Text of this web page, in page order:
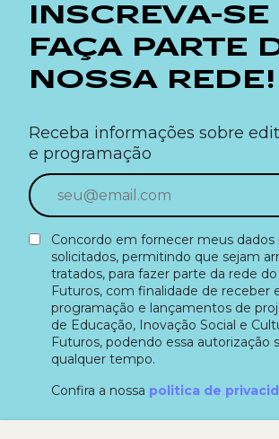
INSCREVA-SE
FAÇA PARTE
NOSSA REDE!
Receba informações sobre
e programação
Concordo em fornecer meus dados
solicitados, permitindo que sejam
tratados, para fazer parte da rede
Futuros, com finalidade de receber
programação e lançamentos de
de Educação, Inovação Social e
Futuros, podendo essa autorização
qualquer tempo.
Confira a nossa politica de